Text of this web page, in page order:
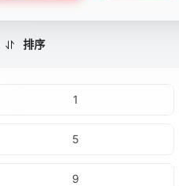
排序
1
5
9